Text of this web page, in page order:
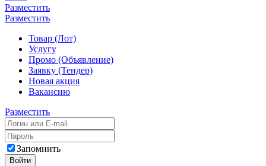
Разместить
Разместить
Товар (Лот)
Услугу
Промо (Объявление)
Заявку (Тендер)
Новая акция
Вакансию
Разместить
Запомнить
Войти